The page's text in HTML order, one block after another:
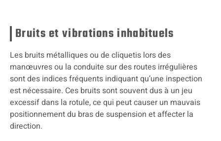
Bruits et vibrations inhabituels
Les bruits métalliques ou de cliquetis lors des
manœuvres ou la conduite sur des routes irrégulières
sont des indices fréquents indiquant qu’une inspection
est nécessaire. Ces bruits sont souvent dus à un jeu
excessif dans la rotule, ce qui peut causer un mauvais
positionnement du bras de suspension et affecter la
direction.